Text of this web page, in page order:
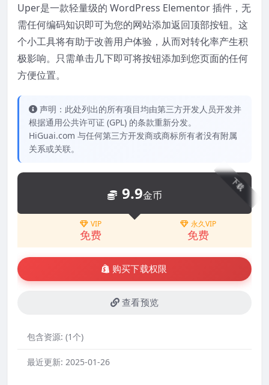
Uper是一款轻量级的 WordPress Elementor 插件，无
需任何编码知识即可为您的网站添加返回顶部按钮。这
个小工具将有助于改善用户体验，从而对转化率产生积
极影响。只需单击几下即可将按钮添加到您页面的任何
方便位置。
声明：此处列出的所有项目均由第三方开发人员开发并
根据通用公共许可证 (GPL) 的条款重新分发。
HiGuai.com 与任何第三方开发商或商标所有者没有附属
关系或关联。
下载
9.9金币
VIP
免费
永久VIP
免费
购买下载权限
查看预览
包含资源: (1个)
最近更新: 2025-01-26